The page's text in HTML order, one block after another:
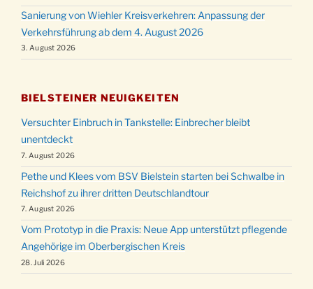
Sanierung von Wiehler Kreisverkehren: Anpassung der
Verkehrsführung ab dem 4. August 2026
3. August 2026
BIELSTEINER NEUIGKEITEN
Versuchter Einbruch in Tankstelle: Einbrecher bleibt
unentdeckt
7. August 2026
Pethe und Klees vom BSV Bielstein starten bei Schwalbe in
Reichshof zu ihrer dritten Deutschlandtour
7. August 2026
Vom Prototyp in die Praxis: Neue App unterstützt pflegende
Angehörige im Oberbergischen Kreis
28. Juli 2026